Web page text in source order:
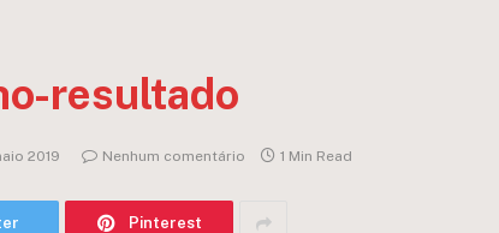
resultado
2019 Nenhum comentário 1 Min Read
Pinterest